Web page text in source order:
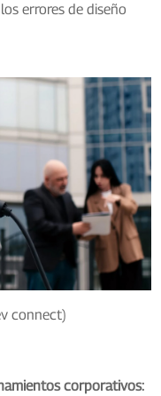
errores de diseño
connect)
corporativos: